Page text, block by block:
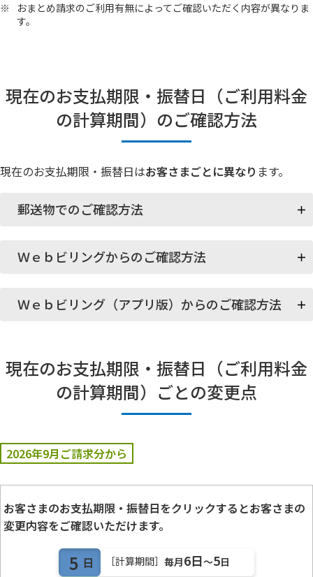
※
おまとめ請求のご利用有無によってご確認いただく内容が異なりま
す。
現在のお支払期限・振替日（ご利用料金
の計算期間）のご確認方法
現在のお支払期限・振替日はお客さまごとに異なり ます。
郵送物でのご確認方法
お支払期限・振替日はお手元の請求書・口座振替のお知らせで
ＮＴＴファイナンスから送付の封筒
請求書に記載の[お支払期限]
Ｗｅｂビリングからのご確認方法
Ｗｅｂビリングに表示のお客さまの「ご利用料金の計算期間」
1.
Ｗｅｂビリングにログイン後 [詳細内訳を表示]を開き
ます。
Ｗｅｂビリング（アプリ版）からのご確認方法
間」（ご利用料金の計算期間）をご確認ください。
Ｗｅｂビリング アプリのダウンロード
※ アプリのご利用には、Ｗｅｂビリングのお申し込みが必要です。お
申し込みはこちら
1.
Ｗｅｂビリング アプリにログイン後 [詳細内訳]を開き
ます。
現在のお支払期限・振替日（ご利用料金
の計算期間）ごとの変更点
2026年9月ご請求分から
お客さまのお支払期限・振替日をクリックするとお客さまの
変更内容をご確認いただけます。
5 日 ［計算期間］ 毎月6日～5日